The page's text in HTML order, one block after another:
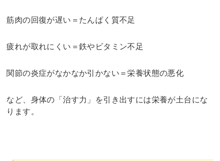
筋肉の回復が遅い＝たんぱく質不足
疲れが取れにくい＝鉄やビタミン不足
関節の炎症がなかなか引かない＝栄養状態の悪化
など、身体の「治す力」を引き出すには栄養が土台にな
ります。